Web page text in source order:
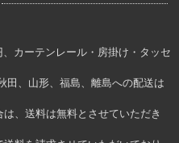
、カーテンレール・房掛け・タッセ
田、山形、福島、離島への配送は
、送料は無料とさせていただき